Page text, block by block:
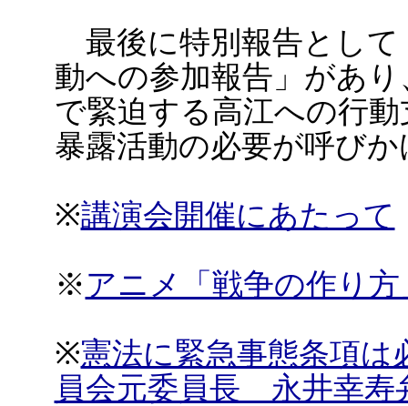
最後に特別報告として
動への参加報告」があ
で緊迫する高江への行
暴露活動の必要が呼び
※講演会開催にあたって
※ アニメ「戦争の作り方
※憲法に緊急事態条項は
員会元委員長 永井幸寿